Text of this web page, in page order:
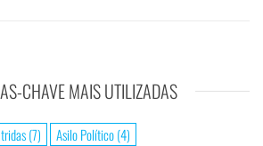
CHAVE MAIS UTILIZADAS
(7) Asilo Político(4)